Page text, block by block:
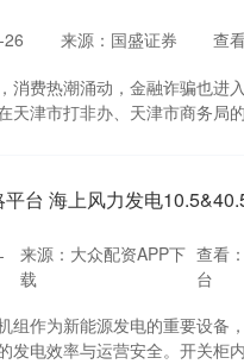
26 来源：国盛证券 查
消费热潮涌动，金融诈骗也进
天津市打非办、天津市商务局
平台 海上风力发电
来源：大众配资APP下
载
查看：
台
组作为新能源发电的重要设备
发电效率与运营安全。开关柜